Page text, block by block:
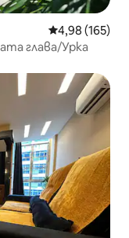
Средна
4,98 (165)
глава/Урка